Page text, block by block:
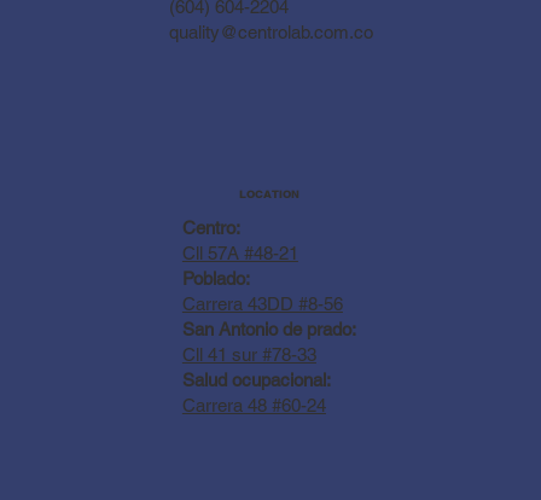
(604) 604-2204
quality@centrolab.com.co
LOCATION
Centro:
Cll 57A #48-21
Poblado:
Carrera 43DD #8-56
San Antonio de prado:
Cll 41 sur #78-33
Salud ocupacional:
Carrera 48 #60-24